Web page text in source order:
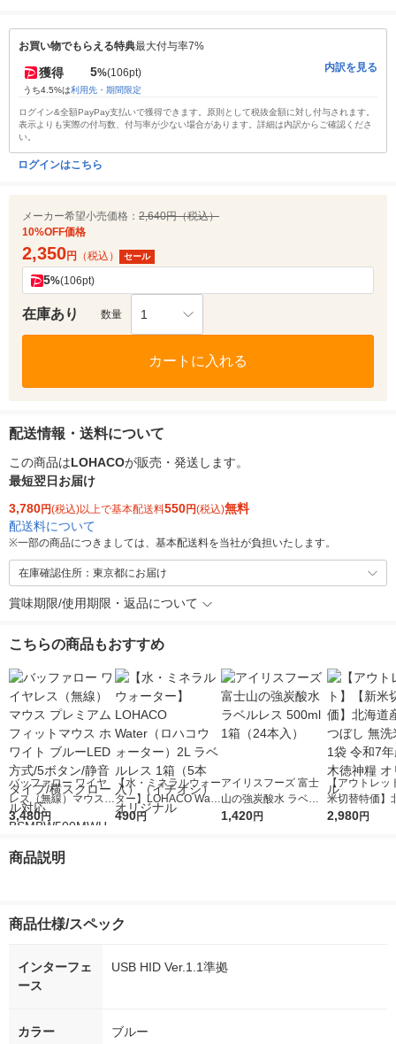
お買い物でもらえる特典最大付与率7%
獲得 5%(106pt)
うち4.5%は利用先・期間限定
内訳を見る
ログイン&全額PayPay支払いで獲得できます。原則として税抜金額に対し付与されます。
表示よりも実際の付与数、付与率が少ない場合があります。詳細は内訳からご確認くださ
い。
ログインはこちら
メーカー希望小売価格： 2,640円（税込）
10%OFF価格
2,350円 （税込） セール
5%(106pt)
在庫あり 数量 1
カートに入れる
配送情報・送料について
この商品はLOHACOが販売・発送します。
最短翌日お届け
3,780円(税込)以上で基本配送料550円(税込)無料
配送料について
※一部の商品につきましては、基本配送料を当社が負担いたします。
在庫確認住所：東京都にお届け
賞味期限/使用期限・返品について
こちらの商品もおすすめ
バッファロー ワイヤ
レス（無線）マウス
プレミアムフィットマ
音タイプ/横スクロー
3,480円
【水・ミネラルウォー
ター】LOHACO Wate
r（ロハコウォータ
490円
アイリスフーズ 富士
山の強炭酸水 ラベル
レス 500ml 1箱（24
1,420円
【アウトレッ
米切替特価】
ななつぼし 無
2,980円
商品説明
商品仕様/スペック
インターフェ
ース
USB HID Ver.1.1準拠
カラー ブルー